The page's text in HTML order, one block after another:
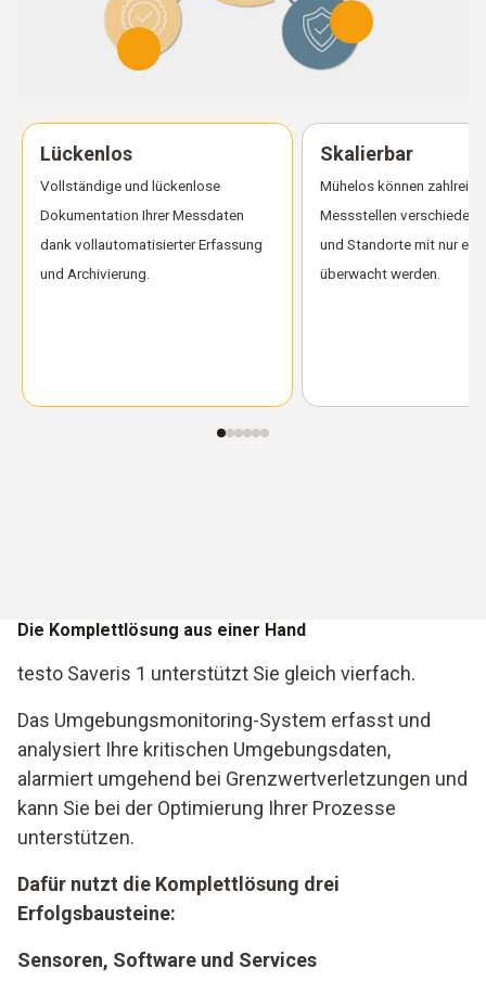
Lückenlos
Vollständige und lückenlose
Dokumentation Ihrer Messdaten
dank vollautomatisierter Erfassung
und Archivierung.
Skalierbar
Mühelos können
Messstellen
und Standorte mit nur
überwacht werden.
Die Komplettlösung aus einer Hand
testo Saveris 1 unterstützt Sie gleich vierfach.
Das Umgebungsmonitoring-System erfasst und
analysiert Ihre kritischen Umgebungsdaten,
alarmiert umgehend bei Grenzwertverletzungen und
kann Sie bei der Optimierung Ihrer Prozesse
unterstützen.
Dafür nutzt die Komplettlösung drei
Erfolgsbausteine:
Sensoren, Software und Services